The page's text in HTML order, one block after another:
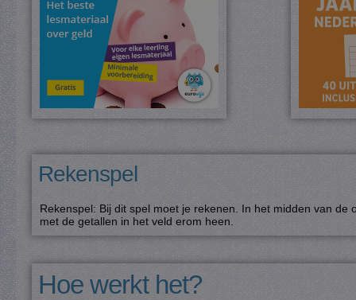
Rekenspel
Rekenspel: Bij dit spel moet je rekenen. In het midden van
met de getallen in het veld erom heen.
Hoe werkt het?